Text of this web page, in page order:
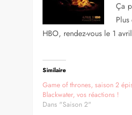
Ça
HBO, rendez-vous le 1
Similaire
Game of thrones, saison 2
Blackwater, vos réactions !
Dans "Saison 2"